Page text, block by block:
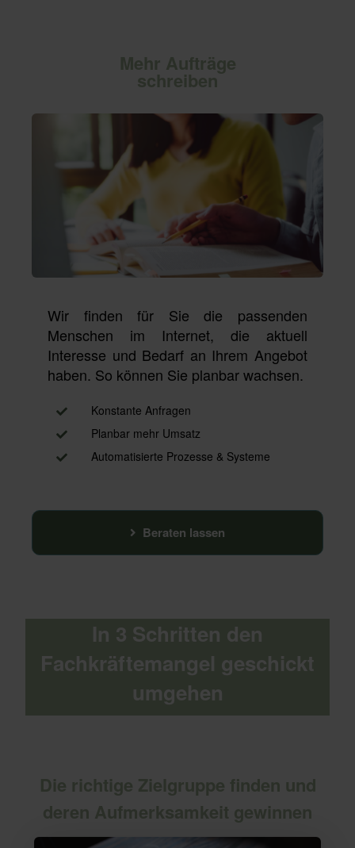
Mehr Aufträge
schreiben
Wir finden für Sie die passenden
Menschen im Internet, die aktuell
Interesse und Bedarf an Ihrem Angebot
haben. So können Sie planbar wachsen.
Konstante Anfragen
Planbar mehr Umsatz
Automatisierte Prozesse & Systeme
Beraten lassen
In 3 Schritten den
Fachkräftemangel geschickt
umgehen
Die richtige Zielgruppe finden und
deren Aufmerksamkeit gewinnen